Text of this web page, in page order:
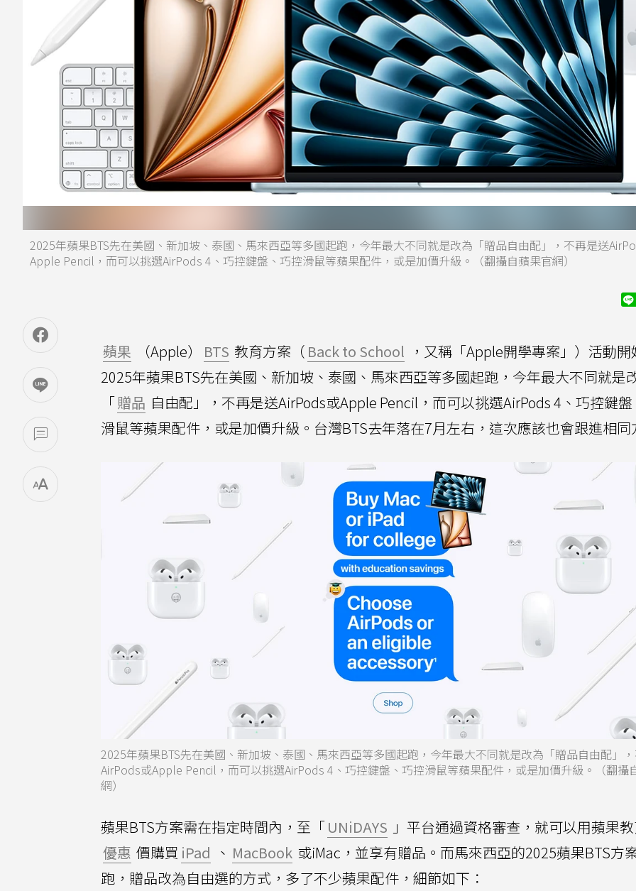
2025年蘋果BTS先在美國、新加坡、泰國、馬來西亞等多國起跑，今年最大不同就是改為「贈品自由配」，不再是送
Apple Pencil，而可以挑選AirPods 4、巧控鍵盤、巧控滑鼠等蘋果配件，或是加價升級。（翻攝自蘋果官網）
蘋果 （Apple） BTS 教育方案（ Back to School ，又稱「Apple開學專案」）活動
2025年蘋果BTS先在美國、新加坡、泰國、馬來西亞等多國起跑，今年最大不同就是
「贈品 自由配」，不再是送AirPods或Apple Pencil，而可以挑選AirPods 4、巧控鍵
滑鼠等蘋果配件，或是加價升級。台灣BTS去年落在7月左右，這次應該也會跟進相同
2025年蘋果BTS先在美國、新加坡、泰國、馬來西亞等多國起跑，今年最大不同就是改為「贈品自由配」
AirPods或Apple Pencil，而可以挑選AirPods 4、巧控鍵盤、巧控滑鼠等蘋果配件，或是加價升級。（翻攝
網）
蘋果BTS方案需在指定時間內，至「UNiDAYS 」平台通過資格審查，就可以用蘋果
優惠 價購買 iPad 、 MacBook 或iMac，並享有贈品。而馬來西亞的2025蘋果BTS方
跑，贈品改為自由選的方式，多了不少蘋果配件，細節如下：